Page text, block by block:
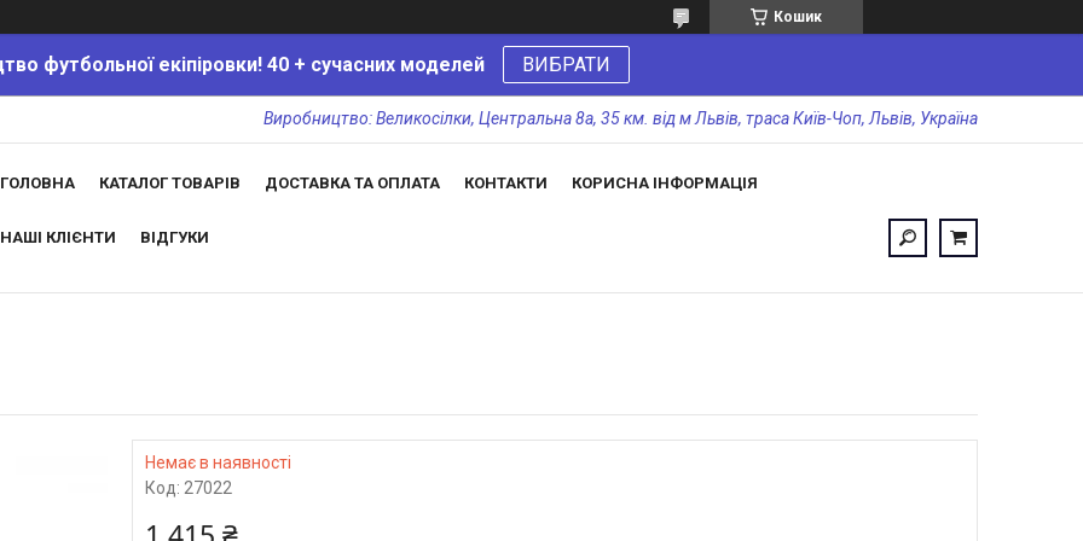
Кошик
футбольної екіпіровки! 40 + сучасних моделей ВИБРАТИ
Виробництво: Великосілки, Центральна 8а, 35 км. від м Львів, траса Київ-Чоп, Львів, Україна
ГОЛОВНА КАТАЛОГ ТОВАРІВ ДОСТАВКА ТА ОПЛАТА КОНТАКТИ КОРИСНА ІНФОРМАЦІЯ
НАШІ КЛІЄНТИ ВІДГУКИ
Немає в наявності
Код: 27022